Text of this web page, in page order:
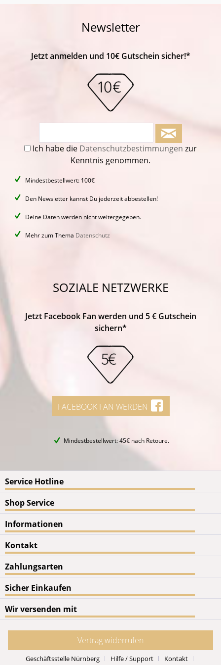
Newsletter
Jetzt anmelden und 10€ Gutschein sicher!*
Ich habe die Datenschutzbestimmungen zur
Kenntnis genommen.
Mindestbestellwert: 100€
Den Newsletter kannst Du jederzeit abbestellen!
Deine Daten werden nicht weitergegeben.
Mehr zum Thema Datenschutz
SOZIALE NETZWERKE
Jetzt Facebook Fan werden und 5 € Gutschein
sichern*
FACEBOOK FAN WERDEN
Mindestbestellwert: 45€ nach Retoure.
Service Hotline
Shop Service
Informationen
Kontakt
Zahlungsarten
Sicher Einkaufen
Wir versenden mit
Vertrag widerrufen
Geschäftsstelle Nürnberg Hilfe / Support Kontakt